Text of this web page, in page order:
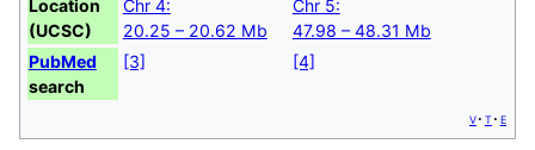
Location
(UCSC)
Chr 4:
20.25 – 20.62 Mb
Chr 5:
47.98 – 48.31 Mb
PubMed
search
[3] [4]
v t e